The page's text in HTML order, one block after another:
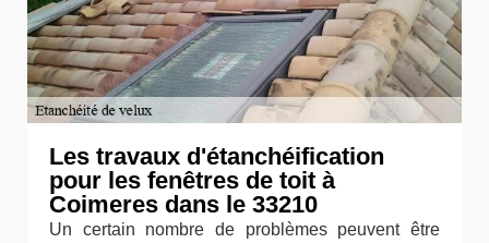
Les travaux d'étanchéification
pour les fenêtres de toit à
Coimeres dans le 33210
Un certain nombre de problèmes peuvent être